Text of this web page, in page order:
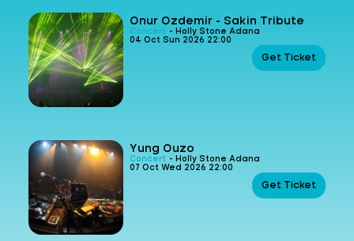
Onur Özdemir - Sakin Tribute
Concert - Holly Stone Adana
04 Oct Sun 2026 22:00
Get Ticket
Yung Ouzo
Concert - Holly Stone Adana
07 Oct Wed 2026 22:00
Get Ticket